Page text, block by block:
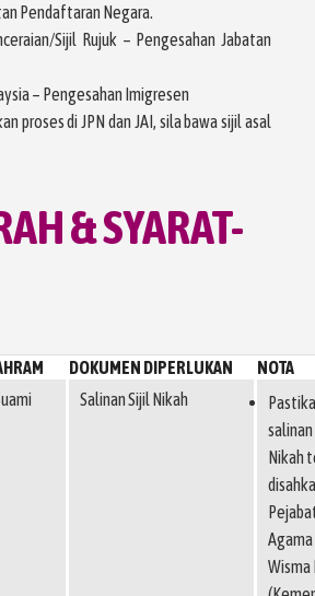
Pendaftaran Negara.
Sijil Rujuk – Pengesahan Jabatan
– Pengesahan Imigresen
proses di JPN dan JAI, sila bawa sijil asal
& SYARAT-
DOKUMEN DIPERLUKAN
NOTA
Salinan Sijil Nikah
Nikah
Agama
Wisma